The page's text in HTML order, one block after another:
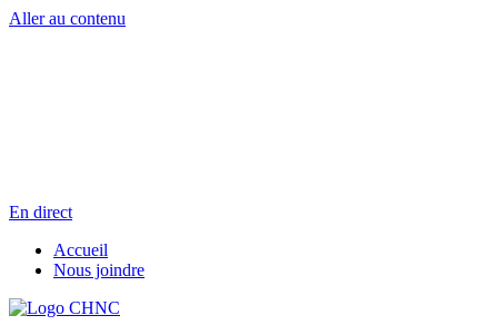
Aller au contenu
En direct
Accueil
Nous joindre